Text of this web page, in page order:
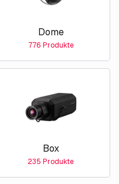
Dome
776 Produkte
Box
235 Produkte